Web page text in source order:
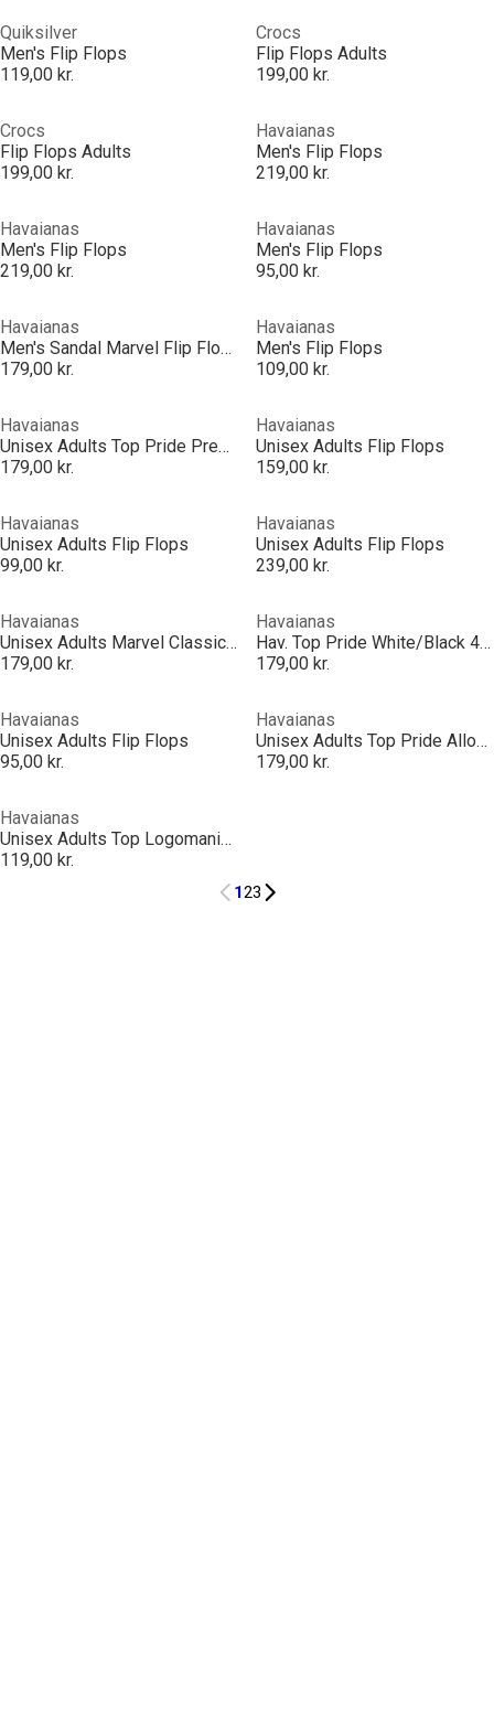
Quiksilver
Men's Flip Flops
119,00 kr.
Crocs
Flip Flops Adults
199,00 kr.
Crocs
Flip Flops Adults
199,00 kr.
Havaianas
Men's Flip Flops
219,00 kr.
Havaianas
Men's Flip Flops
219,00 kr.
Havaianas
Men's Flip Flops
95,00 kr.
Havaianas
Men's Sandal Marvel Flip Flops
179,00 kr.
Havaianas
Men's Flip Flops
109,00 kr.
Havaianas
Unisex Adults Top Pride Premium Beige Flip Flops
179,00 kr.
Havaianas
Unisex Adults Flip Flops
159,00 kr.
Havaianas
Unisex Adults Flip Flops
99,00 kr.
Havaianas
Unisex Adults Flip Flops
239,00 kr.
Havaianas
Unisex Adults Marvel Classics Black Flip Flops
179,00 kr.
Havaianas
Hav. Top Pride White/Black 43/44 Flip Flops Unisex Adults
179,00 kr.
Havaianas
Unisex Adults Flip Flops
95,00 kr.
Havaianas
Unisex Adults Top Pride Allover Blue Flip Flops
179,00 kr.
Havaianas
Unisex Adults Top Logomania Ruby Red Flip Flops
119,00 kr.
123